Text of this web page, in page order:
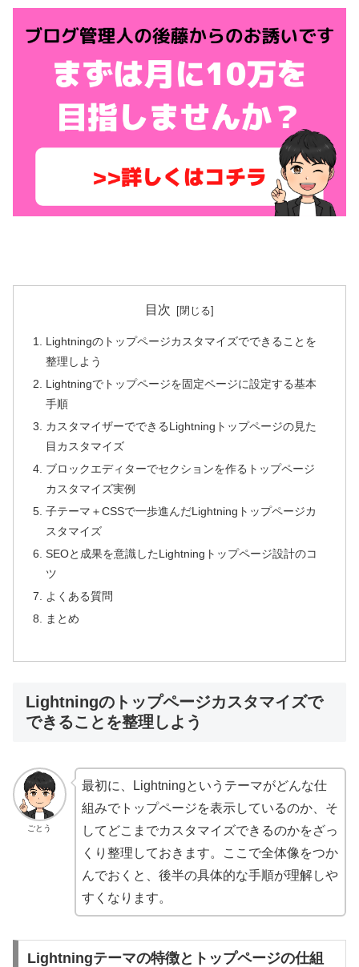
目次
Lightningのトップページカスタマイズでできることを
整理しよう
Lightningでトップページを固定ページに設定する基本
手順
カスタマイザーでできるLightningトップページの見た
目カスタマイズ
ブロックエディターでセクションを作るトップページ
カスタマイズ実例
子テーマ＋CSSで一歩進んだLightningトップページカ
スタマイズ
SEOと成果を意識したLightningトップページ設計のコ
ツ
よくある質問
まとめ
Lightningのトップページカスタマイズで
できることを整理しよう
ごとう
最初に、Lightningというテーマがどんな仕
組みでトップページを表示しているのか、そ
してどこまでカスタマイズできるのかをざっ
くり整理しておきます。ここで全体像をつか
んでおくと、後半の具体的な手順が理解しや
すくなります。
Lightningテーマの特徴とトップページの仕組